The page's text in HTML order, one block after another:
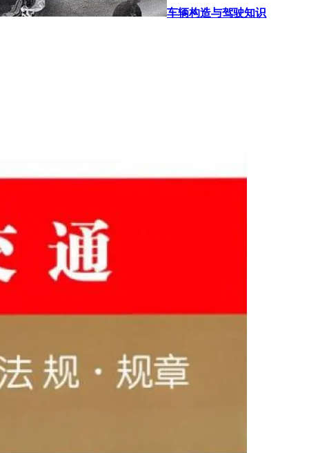
车辆构造与驾驶知识